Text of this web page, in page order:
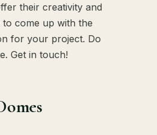
their creativity and
to come up with the
for your project. Do
Get in touch!